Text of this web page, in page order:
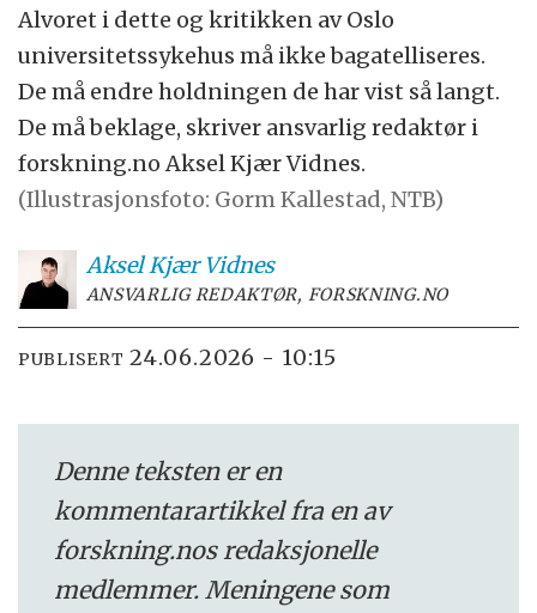
Alvoret i dette og kritikken av Oslo
universitetssykehus må ikke bagatelliseres.
De må endre holdningen de har vist så langt.
De må beklage, skriver ansvarlig redaktør i
forskning.no Aksel Kjær Vidnes.
(Illustrasjonsfoto: Gorm Kallestad, NTB)
Aksel Kjær Vidnes
ANSVARLIG REDAKTØR, FORSKNING.NO
PUBLISERT 24.06.2026 - 10:15
Denne teksten er en
kommentarartikkel fra en av
forskning.nos redaksjonelle
medlemmer. Meningene som